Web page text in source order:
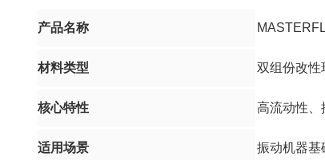
产品名称
材料类型 双组份改性
核心特性 高流动性、
适用场景 振动机器基